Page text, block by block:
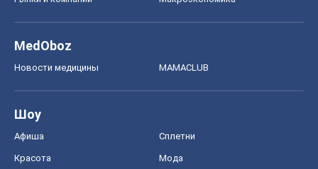
MedOboz
Новости медицины MAMACLUB
Шоу
Афиша Сплетни
Красота Мода